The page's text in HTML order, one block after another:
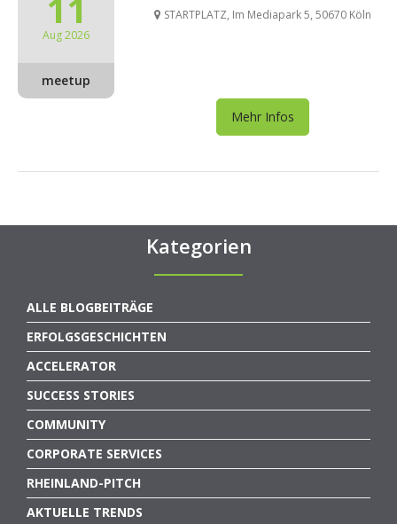
Aug 2026
meetup
STARTPLATZ, Im Mediapark 5, 50670 Köln
Mehr Infos
Kategorien
ALLE BLOGBEITRÄGE
ERFOLGSGESCHICHTEN
ACCELERATOR
SUCCESS STORIES
COMMUNITY
CORPORATE SERVICES
RHEINLAND-PITCH
AKTUELLE TRENDS